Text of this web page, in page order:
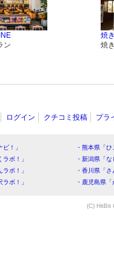
ン
焼
焼
ログイン クチコミ投稿 プラ
ビ！」
・熊本県「
ラボ！」
・新潟県「
ラボ！」
・香川県「
ラボ！」
・鹿児島県
(C) HitBit